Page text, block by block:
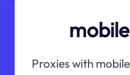
Proxies with